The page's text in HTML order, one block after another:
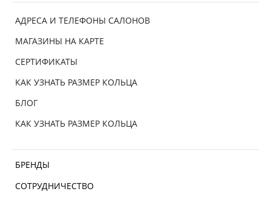
АДРЕСА И ТЕЛЕФОНЫ САЛОНОВ
МАГАЗИНЫ НА КАРТЕ
СЕРТИФИКАТЫ
КАК УЗНАТЬ РАЗМЕР КОЛЬЦА
БЛОГ
КАК УЗНАТЬ РАЗМЕР КОЛЬЦА
БРЕНДЫ
СОТРУДНИЧЕСТВО